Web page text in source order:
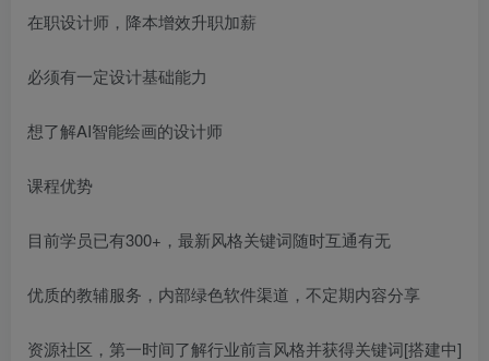
在职设计师，降本增效升职加薪
必须有一定设计基础能力
想了解AI智能绘画的设计师
课程优势
目前学员已有300+，最新风格关键词随时互通有无
优质的教辅服务，内部绿色软件渠道，不定期内容分享
资源社区，第一时间了解行业前言风格并获得关键词[搭建中]